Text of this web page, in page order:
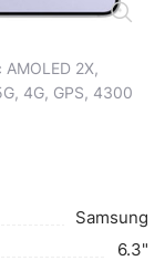
2X,
4G, GPS, 4300
Samsung
6.3"